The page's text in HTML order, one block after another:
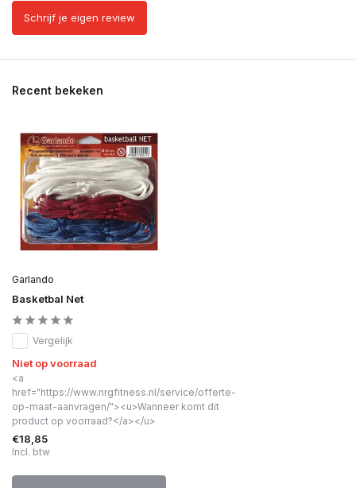
Schrijf je eigen review
Recent bekeken
Garlando
Basketbal Net
Vergelijk
Niet op voorraad
<a
href="https://www.nrgfitness.nl/service/offerte-
op-maat-aanvragen/"><u>Wanneer komt dit
product op voorraad?</a></u>
€18,85
Incl. btw